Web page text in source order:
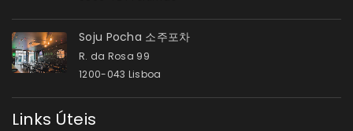
Soju Pocha 소주포차
R. da Rosa 99
1200-043 Lisboa
Links Úteis